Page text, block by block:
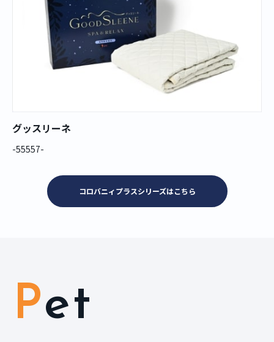
グッスリーネ
-55557-
コロバニィプラスシリーズはこちら
Pet